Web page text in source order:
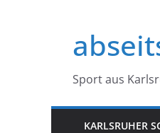
springen
Sport aus
KARLSRUHER